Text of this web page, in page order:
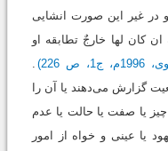
در غیر این صورت انشايی
ان کان لها خارجٌ تطابقه او
ج1، ص 226)
.
گزارش می‌دهند یا آن را
یا صفت یا حالت یا عدم
یا عینی و خواه از امور